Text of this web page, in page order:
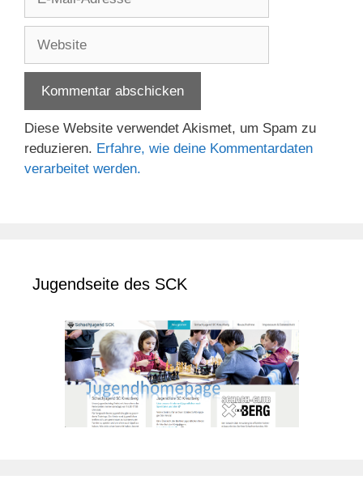
Adresse
Diese Website verwendet Akismet, um Spam zu
reduzieren. Erfahre, wie deine Kommentardaten
verarbeitet werden.
Jugendseite des SCK